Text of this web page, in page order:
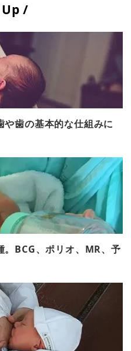
/
歯の基本的な仕組みに
BCG、ポリオ、MR、予